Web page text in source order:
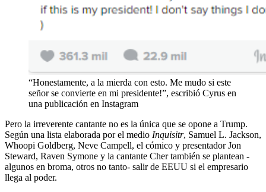
“Honestamente, a la mierda con esto. Me mudo si este
señor se convierte en mi presidente!”, escribió Cyrus en
una publicación en Instagram
Pero la irreverente cantante no es la única que se opone a Trump.
Según una lista elaborada por el medio Inquisitr, Samuel L. Jackson,
Whoopi Goldberg, Neve Campell, el cómico y presentador Jon
Steward, Raven Symone y la cantante Cher también se plantean -
algunos en broma, otros no tanto- salir de EEUU si el empresario
llega al poder.